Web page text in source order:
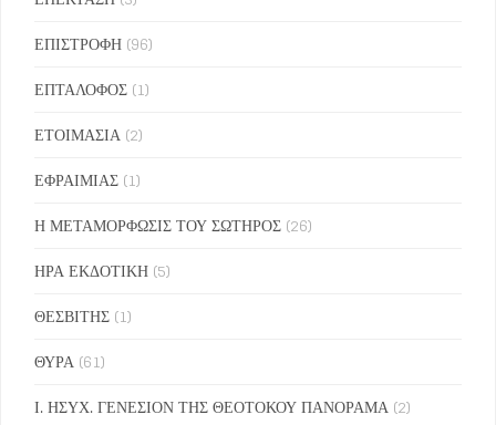
ΕΠΙΣΤΡΟΦΗ (96)
ΕΠΤΑΛΟΦΟΣ (1)
ΕΤΟΙΜΑΣΙΑ (2)
ΕΦΡΑΙΜΙΑΣ (1)
Η ΜΕΤΑΜΟΡΦΩΣΙΣ ΤΟΥ ΣΩΤΗΡΟΣ (26)
ΗΡΑ ΕΚΔΟΤΙΚΗ (5)
ΘΕΣΒΙΤΗΣ (1)
ΘΥΡΑ (61)
Ι. ΗΣΥΧ. ΓΕΝΕΣΙΟΝ ΤΗΣ ΘΕΟΤΟΚΟΥ ΠΑΝΟΡΑΜΑ (2)